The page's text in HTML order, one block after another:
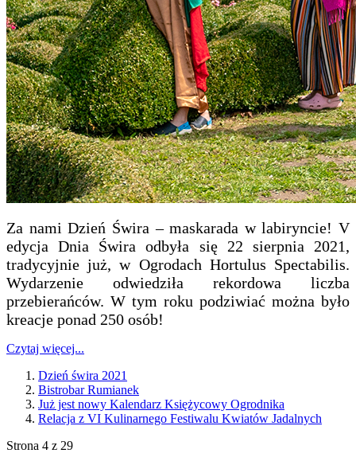
Za nami Dzień Świra – maskarada w labiryncie! V
edycja Dnia Świra odbyła się 22 sierpnia 2021,
tradycyjnie już, w Ogrodach Hortulus Spectabilis.
Wydarzenie odwiedziła rekordowa liczba
przebierańców. W tym roku podziwiać można było
kreacje ponad 250 osób!
Czytaj więcej...
Dzień świra 2021
Bistrobar Rumianek
Już jest nowy Kalendarz Księżycowy Ogrodnika
Relacja z VI Kulinarnego Festiwalu Kwiatów Jadalnych
Strona 4 z 29